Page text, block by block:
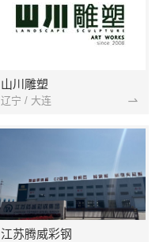
山川雕塑
辽宁 / 大连
江苏腾威彩钢